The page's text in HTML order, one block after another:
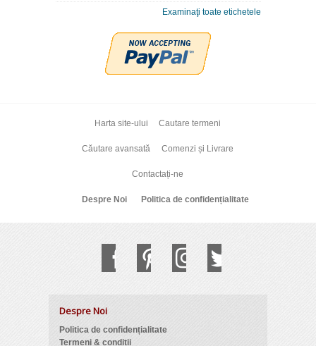
Examinaţi toate etichetele
Harta site-ului Cautare termeni
Căutare avansată Comenzi și Livrare
Contactați-ne
Despre Noi Politica de confidențialitate
Despre Noi
Politica de confidențialitate
Termeni & condiții